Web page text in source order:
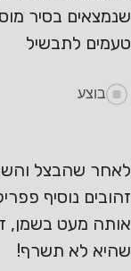
שנמצאים בסיר
טעמים לתבשיל
בוצע
לאחר שהבצל
זהובים נוסיף
אותה מעט בשמן,
שהיא לא תשרף!